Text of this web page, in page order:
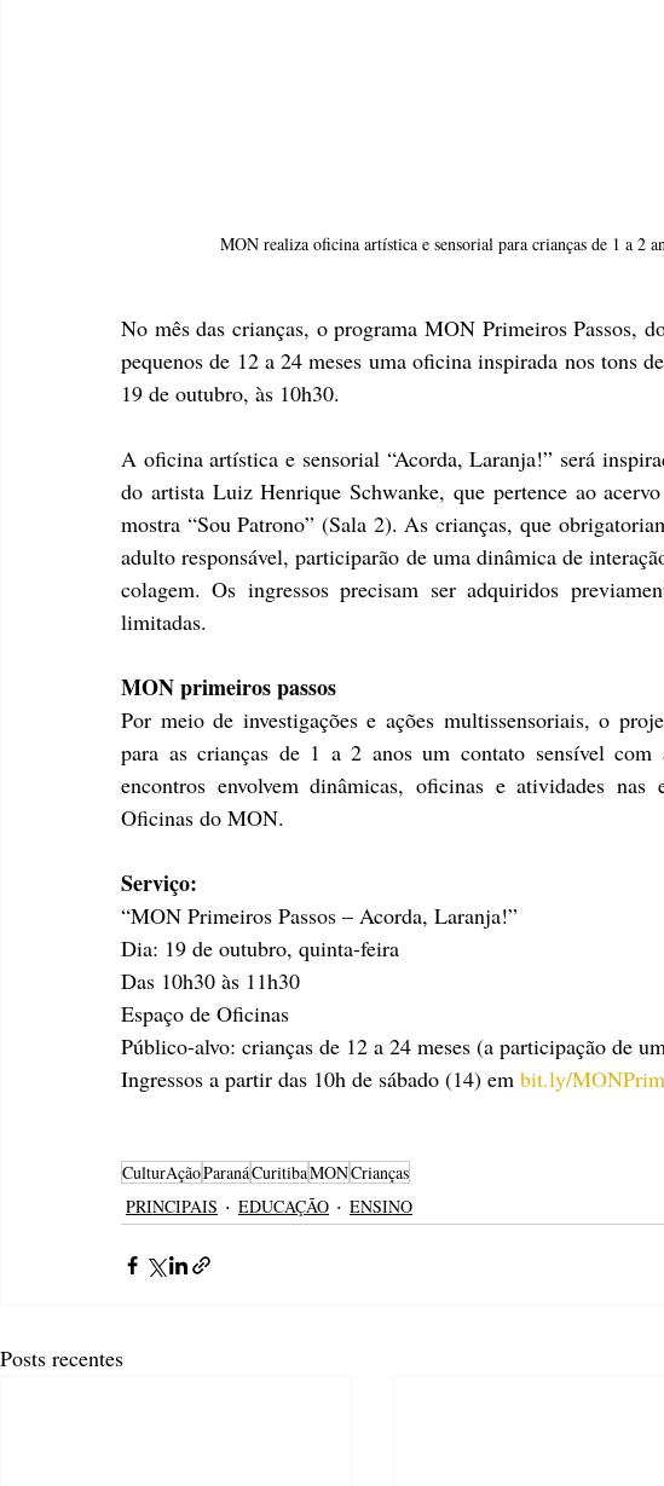
MON realiza oficina artística e sensorial para crianças de 1 a 2
No mês das crianças, o programa MON Primeiros Passos,
pequenos de 12 a 24 meses uma oficina inspirada nos tons
19 de outubro, às 10h30.
A oficina artística e sensorial “Acorda, Laranja!” será
do artista Luiz Henrique Schwanke, que pertence ao
mostra “Sou Patrono” (Sala 2). As crianças, que
adulto responsável, participarão de uma dinâmica de
colagem. Os ingressos precisam ser adquiridos
limitadas.
MON primeiros passos
Por meio de investigações e ações multissensoriais, o
para as crianças de 1 a 2 anos um contato sensível
encontros envolvem dinâmicas, oficinas e atividades
Oficinas do MON.
Serviço:
“MON Primeiros Passos – Acorda, Laranja!”
Dia: 19 de outubro, quinta-feira
Das 10h30 às 11h30
Espaço de Oficinas
Público-alvo: crianças de 12 a 24 meses (a participação de
Ingressos a partir das 10h de sábado (14) em bit.ly/
CulturAçãoParanáCuritibaMONCrianças
PRINCIPAIS
EDUCAÇÃO ENSINO
Posts recentes